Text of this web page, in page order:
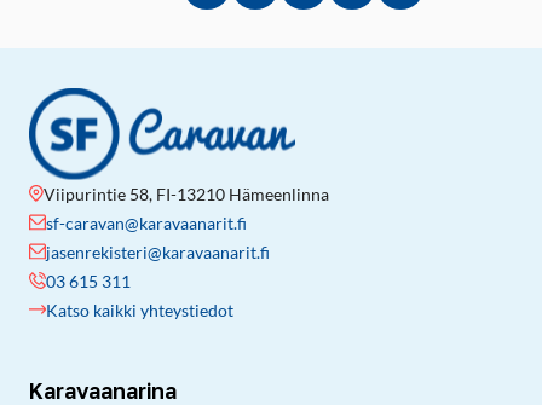
Viipurintie 58, FI-13210 Hämeenlinna
sf-caravan@karavaanarit.fi
jasenrekisteri@karavaanarit.fi
03 615 311
Katso kaikki yhteystiedot
Karavaanarina